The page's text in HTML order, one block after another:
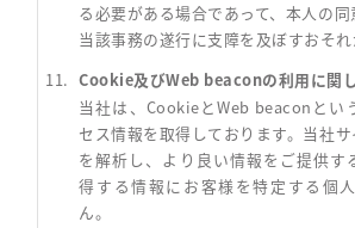
る必要がある場合であって、本人の
当該事務の遂行に支障を及ぼすおそ
Cookie及びWeb beaconの利用に関
当社は、CookieとWeb beaconとい
セス情報を取得しております。当社
を解析し、より良い情報をご提供す
得する情報にお客様を特定する個
ん。